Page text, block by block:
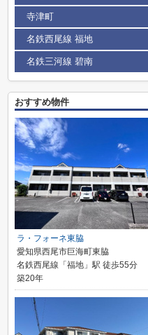
寺津町
名鉄西尾線 福地
名鉄三河線 碧南
おすすめ物件
ラ・フォーネ東脇
愛知県西尾市巨海町東脇
名鉄西尾線「福地」駅 徒歩55分
築20年